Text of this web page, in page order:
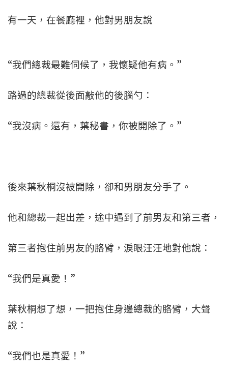
有一天，在餐廳裡，他對男朋友說
“我們總裁最難伺候了，我懷疑他有病。”
路過的總裁從後面敲他的後腦勺：
“我沒病。還有，葉秘書，你被開除了。”
後來葉秋桐沒被開除，卻和男朋友分手了。
他和總裁一起出差，途中遇到了前男友和第三者，
第三者抱住前男友的胳臂，淚眼汪汪地對他說：
“我們是真愛！”
葉秋桐想了想，一把抱住身邊總裁的胳臂，大聲
說：
“我們也是真愛！”